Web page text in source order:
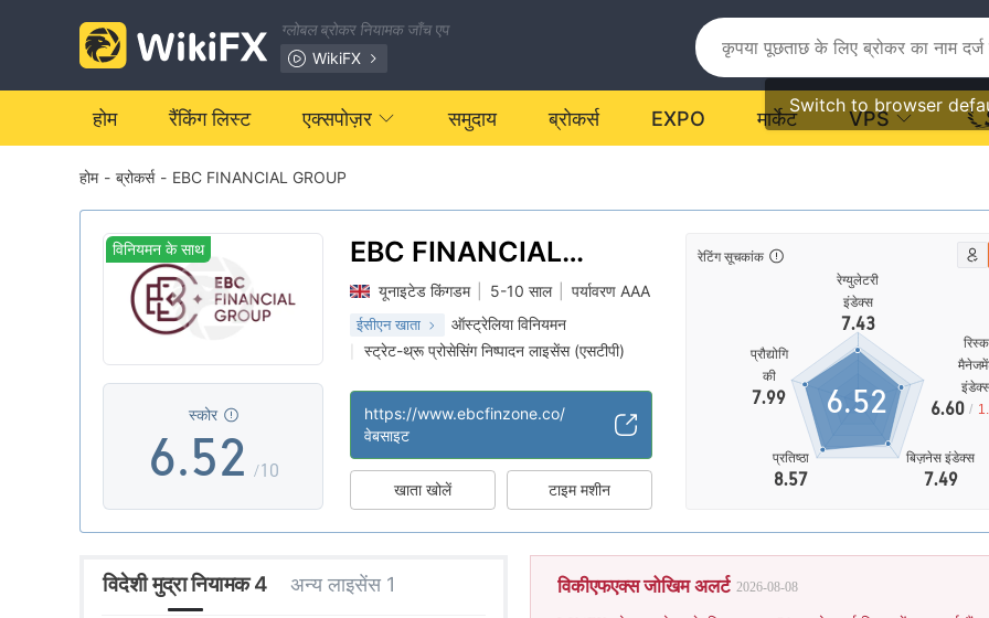
ग्लोबल ब्रोकर नियामक जाँच एप
WikiFX
Switch to browser
होम रैंकिंग लिस्ट एक्सपोज़र समुदाय ब्रोकर्स EXPO मार्केट VPS
होम - ब्रोकर्स - EBC FINANCIAL GROUP
विनियमन के साथ
स्कोर
0
1
2
3
4
5
6
7
8
.
0
1
2
3
4
5
6
7
0
1
2
3
4
/10
EBC FINANCIAL
GROUP
यूनाइटेड किंगडम 5-10 साल पर्यावरण AAA
ईसीएन खाता ऑस्ट्रेलिया विनियमन
स्ट्रेट-थ्रू प्रोसेसिंग निष्पादन लाइसेंस (एसटीपी)
उच्च संभावित विस्तार | आफशोर नियमन
https://www.ebcfinzone.co/
वेबसाइट
खाता खोलें टाइम मशीन
रेटिंग सूचकांक
रेग्युलेटरी
इंडेक्स
7.43
प्रौद्योगि
की
7.99
प्रतिष्ठा
8.57
बिज़नेस इंडेक्स
7.49
रिस्क
6.60 /
6.52
इस
विदेशी मुद्रा नियामक 4 अन्य लाइसेंस 1 विकीएफएक्स जोखिम अलर्ट 2026-08-08